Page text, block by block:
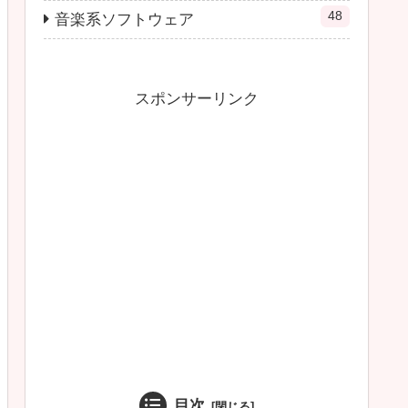
音楽系ソフトウェア 48
スポンサーリンク